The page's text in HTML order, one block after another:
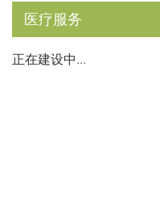
医疗服务
正在建设中...